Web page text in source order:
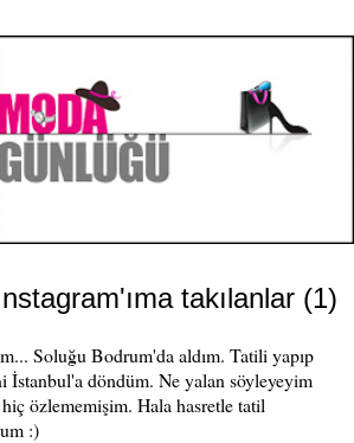
takılanlar (1)
Soluğu Bodrum'da aldım. Tatili yapıp
İstanbul'a döndüm. Ne yalan söyleyeyim
hiç özlememişim. Hala hasretle tatil
:)